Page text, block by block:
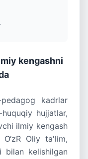
kengashni
kadrlar
hujjatlar,
ilmiy kengash
O‘zR Oliy ta'lim,
bilan kelishilgan